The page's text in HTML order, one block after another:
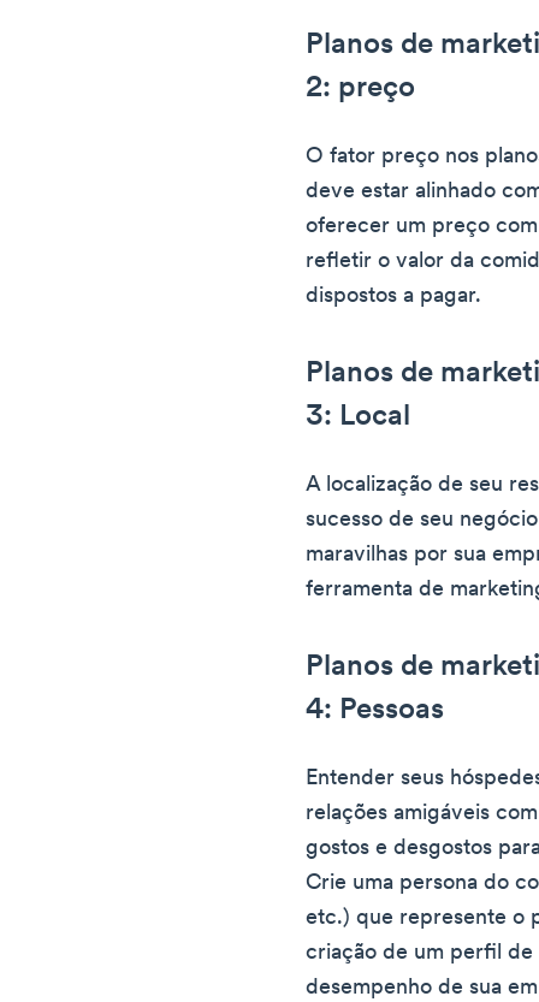
Planos de
2: preço
O fator preço nos
deve estar alinhado
oferecer um preço
refletir o valor da
dispostos a pagar.
Planos de
3: Local
A localização de seu
sucesso de seu
maravilhas por sua
ferramenta de
Planos de
4: Pessoas
Entender seus
relações amigáveis
gostos e desgostos
Crie uma persona do
etc.) que represente o
criação de um perfil de
desempenho de sua